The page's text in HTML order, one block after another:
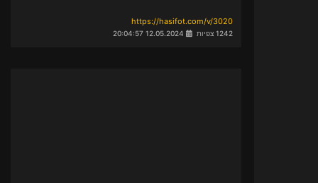
https://hasifot.com/v/3020
1242 צפיות